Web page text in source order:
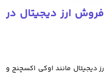
برای معامله ارز دیجیتال در
دارایی معامله گران ایرانی
ارز دیجیتال در
دیجیتال مانند اوکی اکسچنج و